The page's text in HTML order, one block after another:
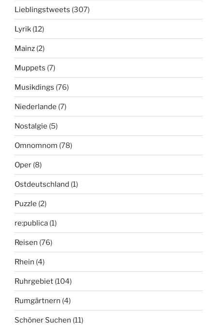
Lieblingstweets (307)
Lyrik (12)
Mainz (2)
Muppets (7)
Musikdings (76)
Niederlande (7)
Nostalgie (5)
Omnomnom (78)
Oper (8)
Ostdeutschland (1)
Puzzle (2)
re:publica (1)
Reisen (76)
Rhein (4)
Ruhrgebiet (104)
Rumgärtnern (4)
Schöner Suchen (11)